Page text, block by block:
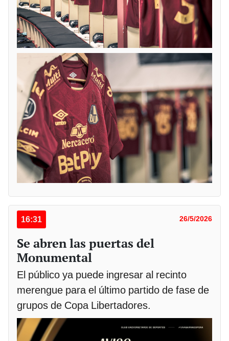
16:31 26/5/2026
Se abren las puertas del
Monumental
El público ya puede ingresar al recinto
merengue para el último partido de fase de
grupos de Copa Libertadores.